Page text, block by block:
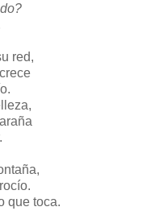
red,
que toca.